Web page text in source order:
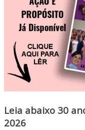
Leia abaixo 30
2026